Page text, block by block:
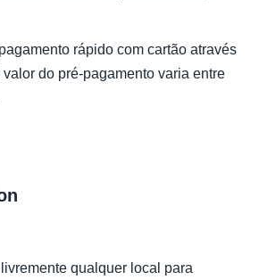
rápido com cartão através
do pré-pagamento varia entre
qualquer local para